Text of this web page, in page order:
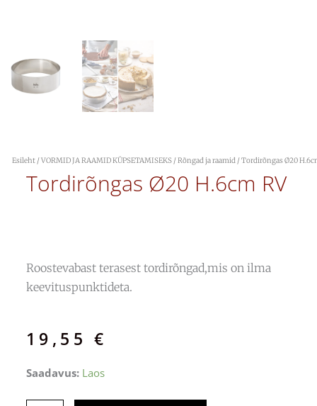
Esileht /VORMID JA RAAMID KÜPSETAMISEKS /Rõngad ja raamid / Tordirõngas Ø20
Tordirõngas Ø20 H.6cm RV
Roostevabast terasest tordirõngad,mis on ilma
keevituspunktideta.
19,55€
Saadavus: Laos
Tordirõngas